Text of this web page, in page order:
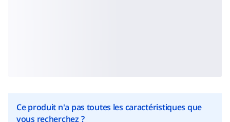
Ce produit n'a pas toutes les caractéristiques que
vous recherchez ?